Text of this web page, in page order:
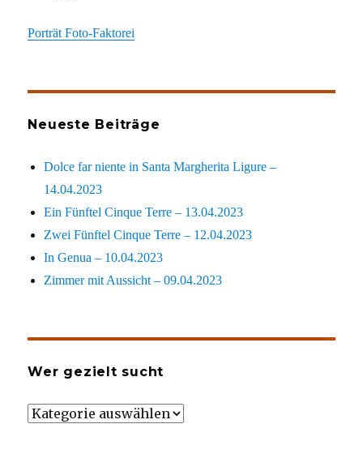
Porträt Foto-Faktorei
Neueste Beiträge
Dolce far niente in Santa Margherita Ligure –
14.04.2023
Ein Fünftel Cinque Terre – 13.04.2023
Zwei Fünftel Cinque Terre – 12.04.2023
In Genua – 10.04.2023
Zimmer mit Aussicht – 09.04.2023
Wer gezielt sucht
Wer